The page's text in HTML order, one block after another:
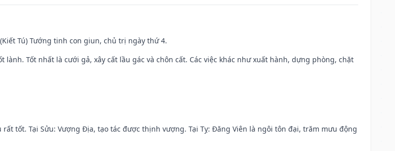
Tú) Tướng tinh con giun, chủ trị ngày thứ 4.
lành. Tốt nhất là cưới gả, xây cất lầu gác và chôn cất. Các việc khác như xuất hành, dựng phòng, chặt
rất tốt. Tại Sửu: Vượng Địa, tạo tác được thịnh vượng. Tại Tỵ: Đăng Viên là ngôi tôn đại, trăm mưu động